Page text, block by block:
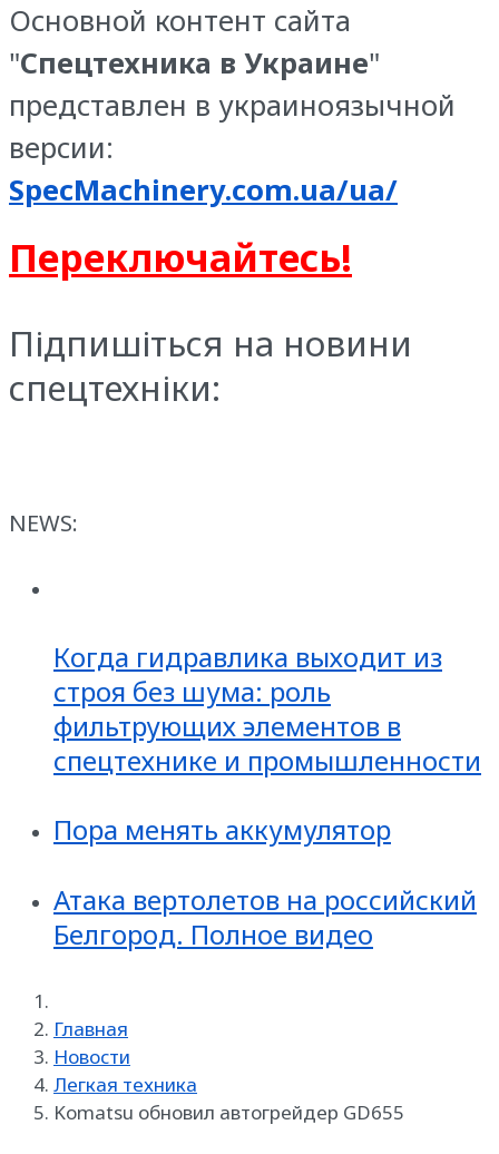
Основной контент сайта
"Спецтехника в Украине"
представлен в украиноязычной
версии:
SpecMachinery.com.ua/ua/
Переключайтесь!
Підпишіться на новини
спецтехніки:
NEWS:
Когда гидравлика выходит из
строя без шума: роль
фильтрующих элементов в
спецтехнике и промышленности
Пора менять аккумулятор
Атака вертолетов на российский
Белгород. Полное видео
Главная
Новости
Легкая техника
Komatsu обновил автогрейдер GD655